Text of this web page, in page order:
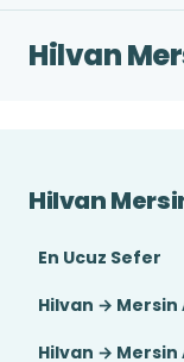
Hilvan
Hilvan
En Ucuz Sefer
Hilvan → Mersin
Hilvan → Mersin